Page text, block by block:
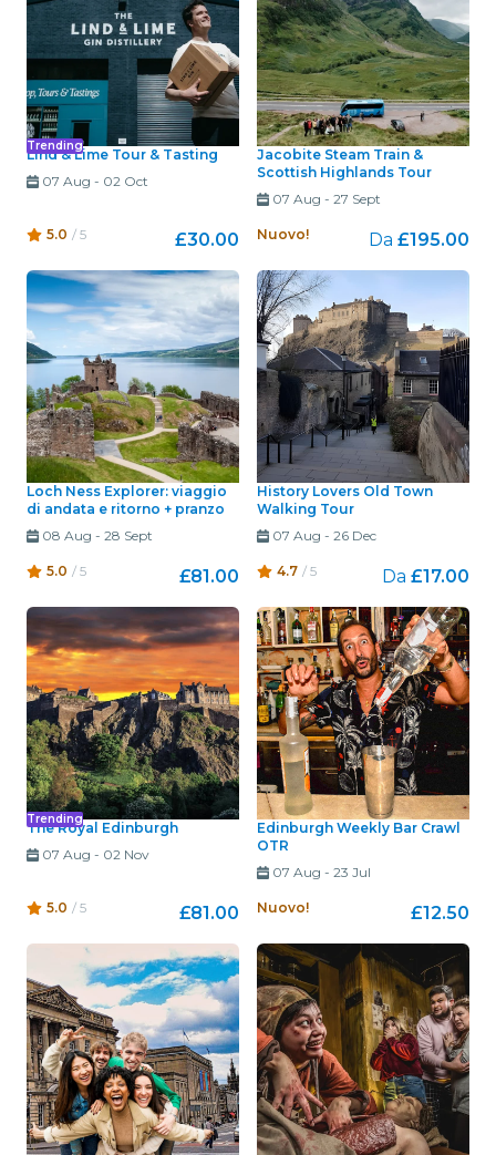
Trending
Lind & Lime Tour & Tasting
07 Aug - 02 Oct
5.0 / 5 £30.00
Jacobite Steam Train &
Scottish Highlands Tour
07 Aug - 27 Sept
Nuovo! Da £195.00
Loch Ness Explorer: viaggio
di andata e ritorno + pranzo
08 Aug - 28 Sept
5.0 / 5 £81.00
History Lovers Old Town
Walking Tour
07 Aug - 26 Dec
4.7 / 5 Da £17.00
Trending
The Royal Edinburgh
07 Aug - 02 Nov
5.0 / 5 £81.00
Edinburgh Weekly Bar Crawl
OTR
07 Aug - 23 Jul
Nuovo! £12.50